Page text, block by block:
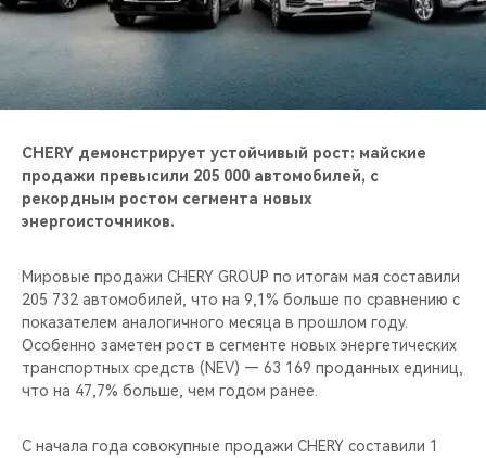
CHERY И СПОРТ
НАШИ МЕРОПРИЯТИЯ
CHERY ДЛЯ ДЕТЕЙ
CHERY демонстрирует устойчивый рост: майские
продажи превысили 205 000 автомобилей, с
рекордным ростом сегмента новых
энергоисточников.
Мировые продажи CHERY GROUP по итогам мая составили
205 732 автомобилей, что на 9,1% больше по сравнению с
показателем аналогичного месяца в прошлом году.
Особенно заметен рост в сегменте новых энергетических
транспортных средств (NEV) — 63 169 проданных единиц,
что на 47,7% больше, чем годом ранее.
С начала года совокупные продажи CHERY составили 1